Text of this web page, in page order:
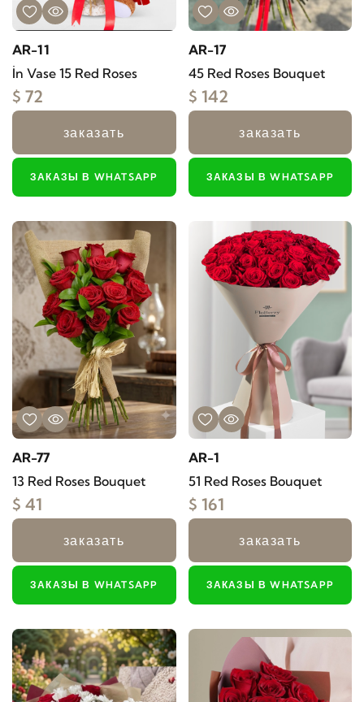
AR-11
İn Vase 15 Red Roses
$ 72
заказать
ЗАКАЗЫ В WHATSAPP
AR-17
45 Red Roses Bouquet
$ 142
заказать
ЗАКАЗЫ В WHATSAPP
AR-77
13 Red Roses Bouquet
$ 41
заказать
ЗАКАЗЫ В WHATSAPP
AR-1
51 Red Roses Bouquet
$ 161
заказать
ЗАКАЗЫ В WHATSAPP